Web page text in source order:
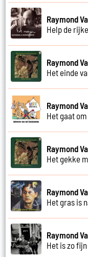
Raymond
Help de
Raymond
Het einde
Raymond
Het gaat
Raymond
Het gekke
Raymond
Het gras is
Raymond
Het is zo